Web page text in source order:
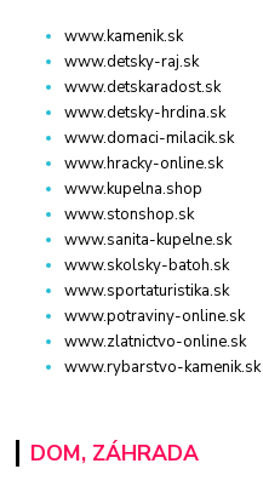
www.kamenik.sk
www.detsky-raj.sk
www.detskaradost.sk
www.detsky-hrdina.sk
www.domaci-milacik.sk
www.hracky-online.sk
www.kupelna.shop
www.stonshop.sk
www.sanita-kupelne.sk
www.skolsky-batoh.sk
www.sportaturistika.sk
www.potraviny-online.sk
www.zlatnictvo-online.sk
www.rybarstvo-kamenik.sk
DOM, ZÁHRADA